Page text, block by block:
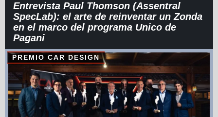
Entrevista Paul Thomson (Assentral
SpecLab): el arte de reinventar un Zonda
en el marco del programa Unico de
Pagani
PREMIO CAR DESIGN